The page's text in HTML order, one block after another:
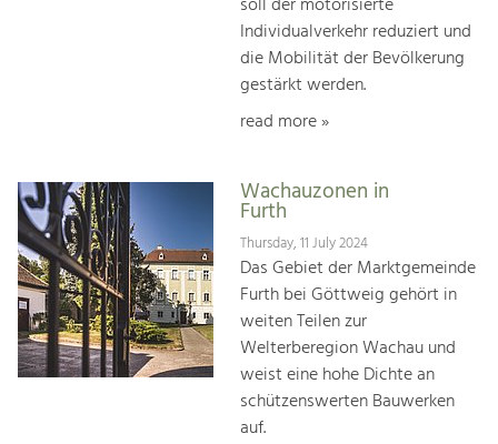
Individualverkehr reduziert und
die Mobilität der Bevölkerung
gestärkt werden.
read more »
Wachauzonen in
Furth
Thursday, 11 July 2024
Das Gebiet der Marktgemeinde
Furth bei Göttweig gehört in
weiten Teilen zur
Welterberegion Wachau und
weist eine hohe Dichte an
schützenswerten Bauwerken
auf.